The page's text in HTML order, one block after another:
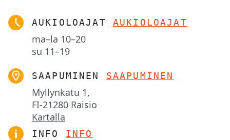
AUKIOLOAJAT AUKIOLOAJAT
ma–la 10–20
su 11–19
SAAPUMINEN SAAPUMINEN
Myllynkatu 1,
FI-21280 Raisio
Kartalla
INFO INFO